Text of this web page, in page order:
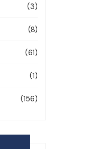
(3)
(8)
(61)
(1)
(156)